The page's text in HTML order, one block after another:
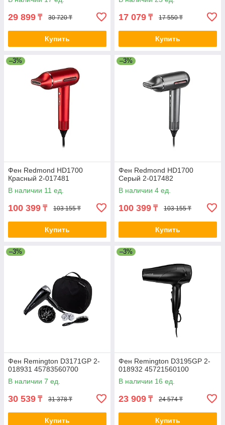
29 899 ₸ 30 720 ₸
Купить
17 079 ₸ 17 550 ₸
Купить
–3%
Фен Redmond HD1700
Красный 2-017481
В наличии 11 ед.
100 399 ₸ 103 155 ₸
Купить
–3%
Фен Redmond HD1700
Серый 2-017482
В наличии 4 ед.
100 399 ₸ 103 155 ₸
Купить
–3%
Фен Remington D3171GP 2-
018931 45783560700
В наличии 7 ед.
30 539 ₸ 31 378 ₸
Купить
–3%
Фен Remington D3195GP 2-
018932 45721560100
В наличии 16 ед.
23 909 ₸ 24 574 ₸
Купить